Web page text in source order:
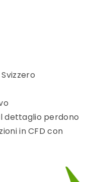
dettaglio perdono
in CFD con